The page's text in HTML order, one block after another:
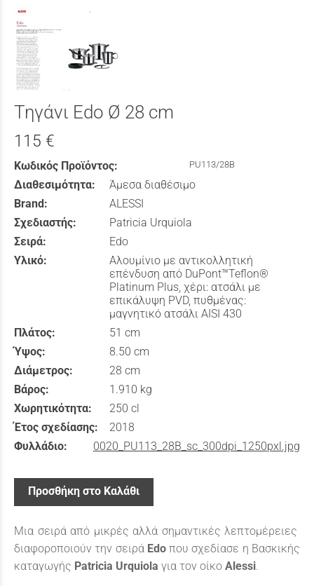
Τηγάνι Edo Ø 28 cm
115 €
Κωδικός Προϊόντος: PU113/28B
Διαθεσιμότητα:
Άμεσα διαθέσιμο
Brand:
ALESSI
Σχεδιαστής:
Patricia Urquiola
Σειρά:
Edo
Υλικό:
Αλουμίνιο με αντικολλητική
επένδυση από DuPont™Teflon®
Platinum Plus, χέρι: ατσάλι με
επικάλυψη PVD, πυθμένας:
μαγνητικό ατσάλι AISI 430
Πλάτος:
51 cm
Ύψος:
8.50 cm
Διάμετρος:
28 cm
Βάρος:
1.910 kg
Χωρητικότητα:
250 cl
Έτος σχεδίασης:
2018
Φυλλάδιο:
0020_PU113_28B_sc_300dpi_1250pxl.jpg
Προσθήκη στο Καλάθι
Μια σειρά από μικρές αλλά σημαντικές λεπτομέρειες
διαφοροποιούν την σειρά Edoπου σχεδίασε η Βασκικής
καταγωγής Patricia Urquiola για τον οίκο Alessi.